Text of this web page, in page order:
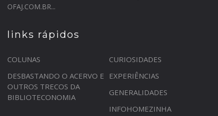
OFAJ.COM.BR...
links rápidos
COLUNAS
CURIOSIDADES
DESBASTANDO O ACERVO E
OUTROS TRECOS DA
BIBLIOTECONOMIA
EXPERIÊNCIAS
GENERALIDADES
INFOHOMEZINHA